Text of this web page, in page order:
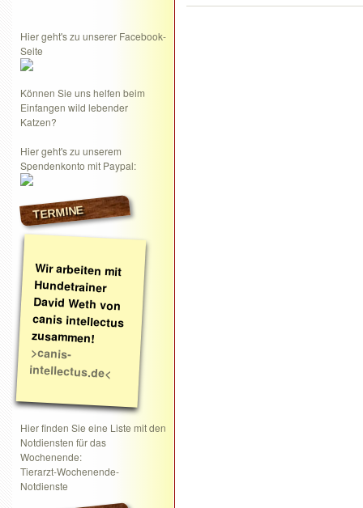
Hier geht's zu unserer Facebook-
Seite
Können Sie uns helfen beim
Einfangen wild lebender
Katzen?
Hier geht's zu unserem
Spendenkonto mit Paypal:
TERMINE
Wir arbeiten mit
Hundetrainer
David Weth von
canis intellectus
zusammen!
>canis-
intellectus.de<
Hier finden Sie eine Liste mit den
Notdiensten für das
Wochenende:
Tierarzt-Wochenende-
Notdienste